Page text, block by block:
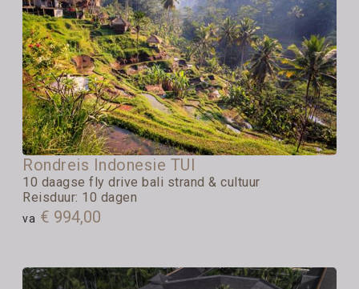
Rondreis Indonesie TUI
10 daagse fly drive bali strand & cultuur
Reisduur: 10 dagen
va € 994,00